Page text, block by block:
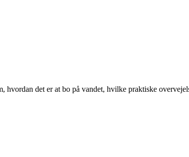
det er at bo på vandet, hvilke praktiske